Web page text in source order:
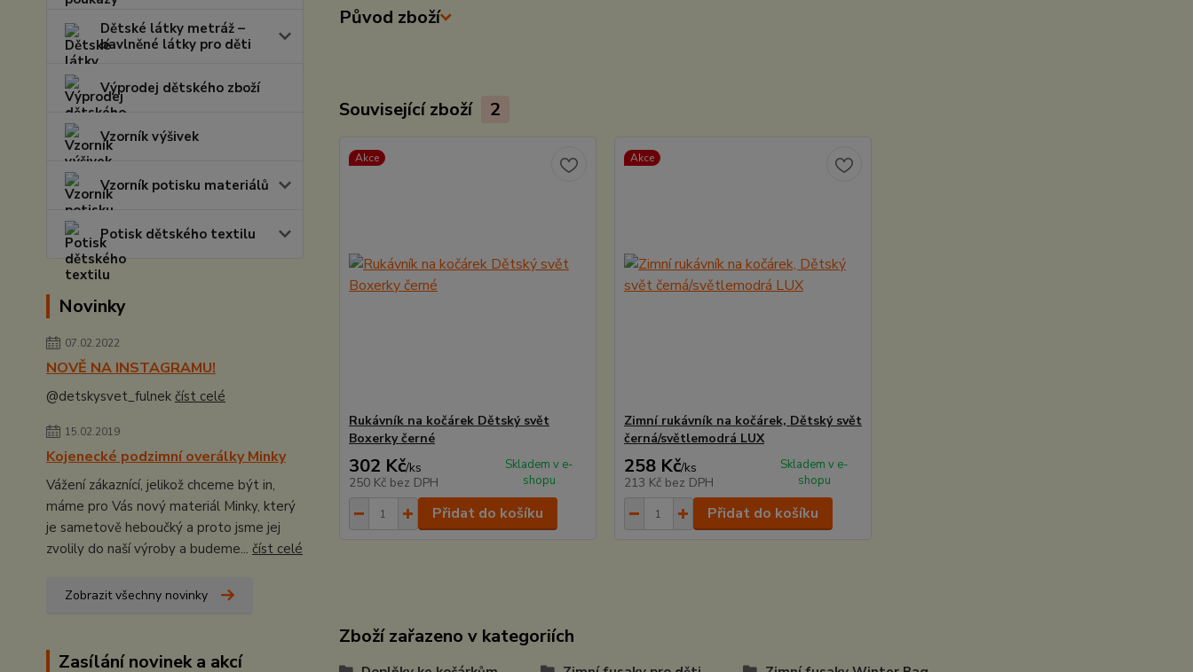
Dětské látky metráž –
bavlněné látky pro děti
Výprodej dětského zboží
Vzorník výšivek
Vzorník potisku materiálů
Potisk dětského textilu
Novinky
07.02.2022
NOVĚ NA INSTAGRAMU!
@detskysvet_fulnek číst celé
15.02.2019
Kojenecké podzimní overálky Minky
Vážení zákaznící, jelikož chceme být in,
máme pro Vás nový materiál Minky, který
je sametově heboučký a proto jsme jej
zvolily do naší výroby a budeme... číst celé
Zobrazit všechny novinky
Zasílání novinek a akcí
Původ zboží
Související zboží 2
Akce
Rukávník na kočárek Dětský svět
Boxerky černé
302 Kč/ks
250 Kč bez DPH
Skladem v e-
shopu
Přidat do košíku
Akce
Zimní rukávník na kočárek, Dětský svět
černá/světlemodrá LUX
258 Kč/ks
213 Kč bez DPH
Skladem v e-
shopu
Přidat do košíku
Zboží zařazeno v kategoriích